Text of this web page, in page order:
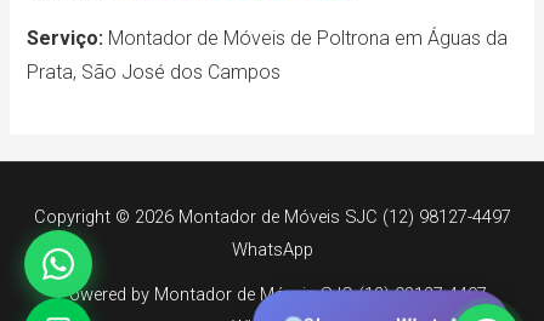
Serviço: Montador de Móveis de Poltrona em Águas da
Prata, São José dos Campos
Copyright © 2026 Montador de Móveis SJC (12) 98127-4497
WhatsApp
Powered by Montador de Móveis SJC (12) 98127-4497